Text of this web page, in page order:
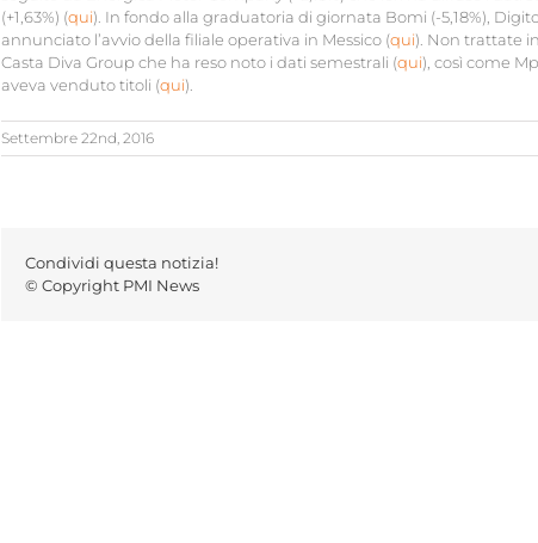
(+1,63%) (qui). In fondo alla graduatoria di giornata Bomi (-5,18%),
annunciato l’avvio della filiale operativa in Messico (qui). Non trattate
Casta Diva Group che ha reso noto i dati semestrali (qui), così come
aveva venduto titoli (qui).
Settembre 22nd, 2016
Condividi questa notizia!
© Copyright PMI News